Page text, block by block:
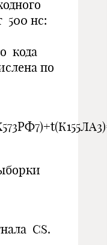
500 нс:
кода
по
CS.